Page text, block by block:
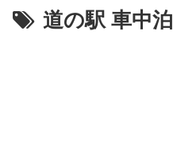
道の駅 車中泊